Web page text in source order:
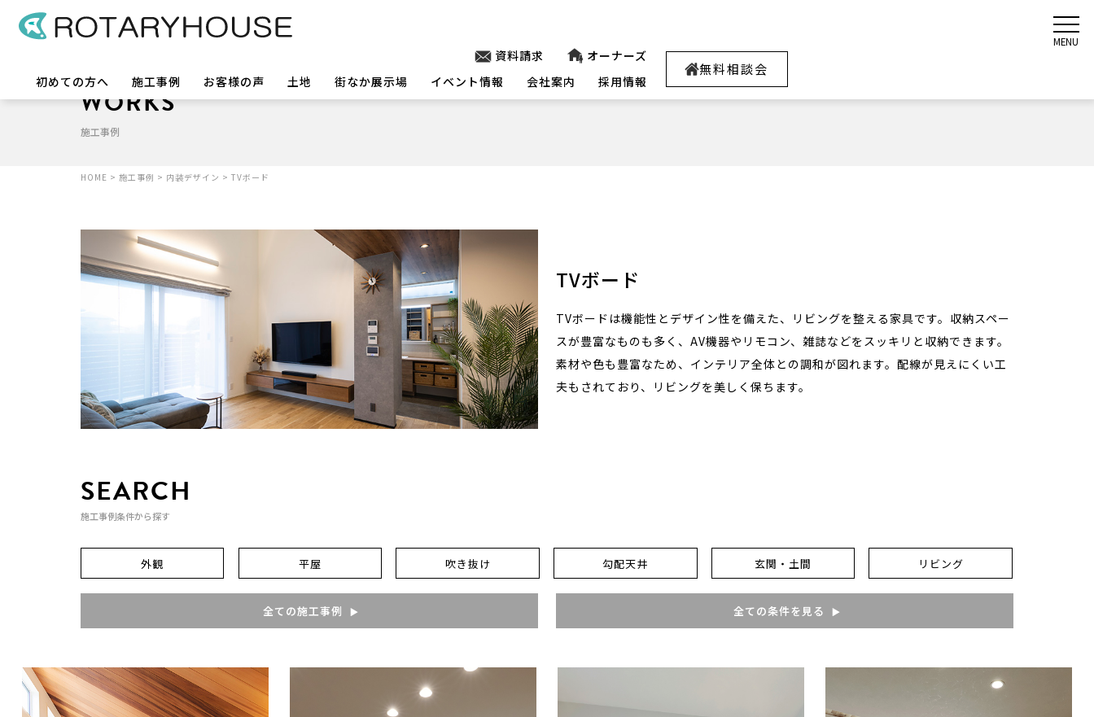
資料請求
オーナーズ
初めての方へ
施工事例 お客様の声 土地 街なか展示場 イベント情報 会社案内 採用情報
無料相談会
MENU
WORKS
施工事例
HOME > 施工事例 > 内装デザイン > TVボード
TVボード
TVボードは機能性とデザイン性を備えた、リビングを整える家具です。収納スペー
スが豊富なものも多く、AV機器やリモコン、雑誌などをスッキリと収納できます。
素材や色も豊富なため、インテリア全体との調和が図れます。配線が見えにくい工
夫もされており、リビングを美しく保ちます。
SEARCH
施工事例条件から探す
外観 平屋 吹き抜け 勾配天井 玄関・土間 リビング
全ての施工事例 全ての条件を見る